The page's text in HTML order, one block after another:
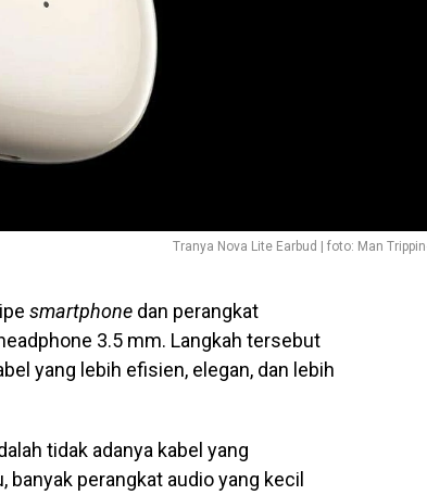
Tranya Nova Lite Earbud | foto: Man
smartphone dan perangkat
3.5 mm. Langkah tersebut
yang lebih efisien, elegan, dan lebih
tidak adanya kabel yang
perangkat audio yang kecil